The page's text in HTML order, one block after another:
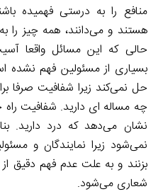
منافع را به درستی فهمیده
هستند و می‌دانند، همه چیز را
حالی که این مسائل واقعا
بسیاری از مسئولین فهم نشده
حل نمی‌کند زیرا شفافیت صرفا
چه مساله ای دارید. شفافیت
نشان می‌دهد که درد دارید.
نمی‌شود زیرا نمایندگان و
بزنند و به علت عدم فهم دقیق
شعاری می‌شود.